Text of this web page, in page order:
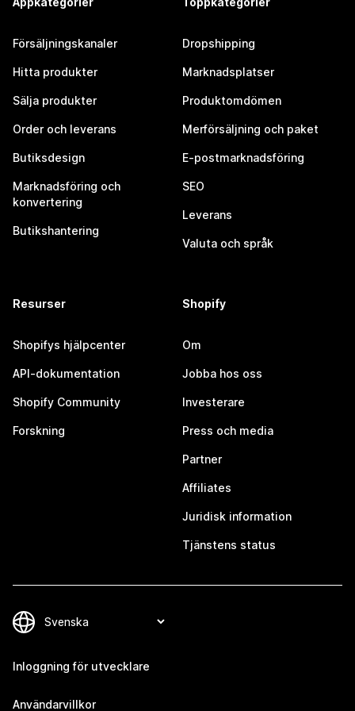
Försäljningskanaler
Hitta produkter
Sälja produkter
Order och leverans
Butiksdesign
Marknadsföring och
konvertering
Butikshantering
Dropshipping
Marknadsplatser
Produktomdömen
Merförsäljning och paket
E-postmarknadsföring
SEO
Leverans
Valuta och språk
Resurser
Shopifys hjälpcenter
API-dokumentation
Shopify Community
Forskning
Shopify
Om
Jobba hos oss
Investerare
Press och media
Partner
Affiliates
Juridisk information
Tjänstens status
Inloggning för utvecklare
Användarvillkor